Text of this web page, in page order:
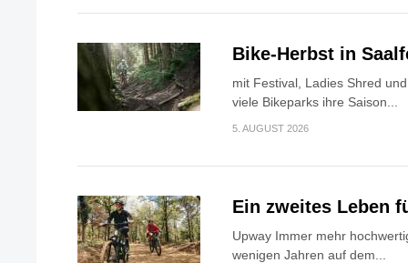
Bike-Herbst in
mit Festival, Ladies Shred
viele Bikeparks ihre Saison...
5. AUGUST 2026
Ein zweites Leben
Upway Immer mehr
wenigen Jahren auf dem...